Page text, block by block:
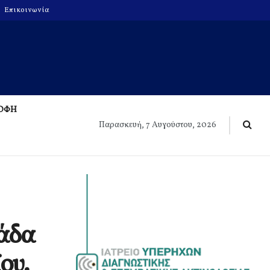
Επικοινωνία
Παρασκευή, 7 Αυγούστου, 2026